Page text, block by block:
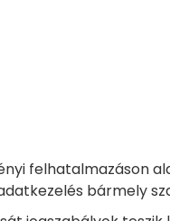
felhatalmazáson
bármely